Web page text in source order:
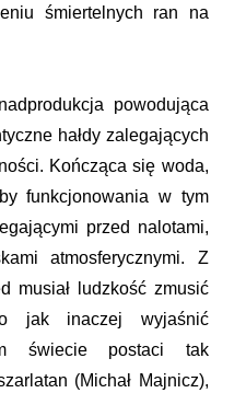
śmiertelnych ran na
powodująca
hałdy zalegających
Kończąca się woda,
funkcjonowania w tym
przed nalotami,
atmosferycznymi. Z
musiał ludzkość zmusić
jak inaczej wyjaśnić
świecie postaci tak
(Michał Majnicz),